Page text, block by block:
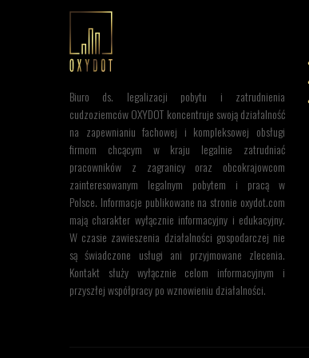
Biuro ds. legalizacji pobytu i zatrudnienia
cudzoziemców OXYDOT koncentruje swoją działalność
na zapewnianiu fachowej i kompleksowej obsługi
firmom chcącym w kraju legalnie zatrudniać
pracowników z zagranicy oraz obcokrajowcom
zainteresowanym legalnym pobytem i pracą w
Polsce. Informacje publikowane na stronie oxydot.com
mają charakter wyłącznie informacyjny i edukacyjny.
W czasie zawieszenia działalności gospodarczej nie
są świadczone usługi ani przyjmowane zlecenia.
Kontakt służy wyłącznie celom informacyjnym i
przyszłej współpracy po wznowieniu działalności.